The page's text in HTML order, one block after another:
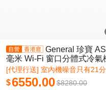
General 珍寶
毫米 Wi-Fi 窗口分體式冷氣
[代理行送] 室內機噪音只有21
$6550.00$8280.00